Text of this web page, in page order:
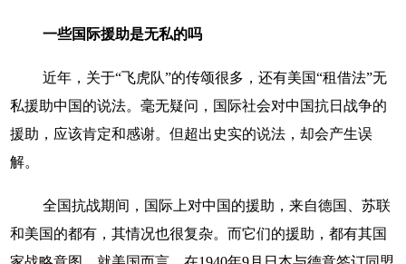
一些国际援助是无私的吗
近年，关于“飞虎队”的传颂很多，还有美国“租借法”无
私援助中国的说法。毫无疑问，国际社会对中国抗日战争的
援助，应该肯定和感谢。但超出史实的说法，却会产生误
解。
全国抗战期间，国际上对中国的援助，来自德国、苏联
和美国的都有，其情况也很复杂。而它们的援助，都有其国